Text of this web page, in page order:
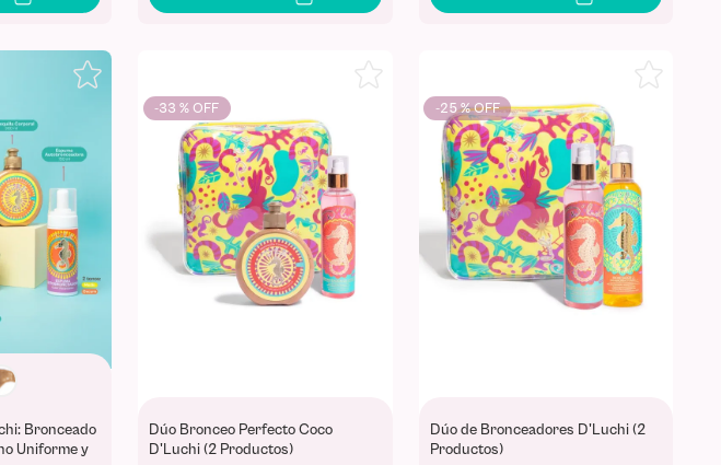
Bronceado
Uniforme y
-33 %
Dúo Bronceo Perfecto Coco
D'Luchi (2 Productos)
-25 %
Dúo de Bronceadores D'Luchi (2
Productos)